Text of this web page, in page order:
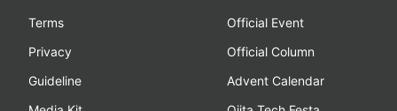
Terms
Privacy
Guideline
Official Event
Official Column
Advent Calendar